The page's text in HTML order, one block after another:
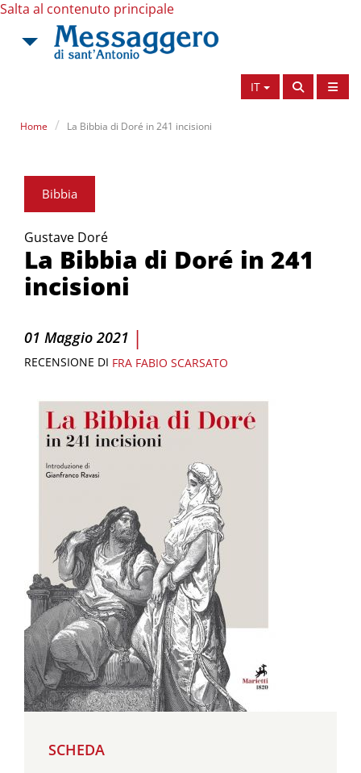
Salta al contenuto principale
IT
Home La Bibbia di Doré in 241 incisioni
Bibbia
Gustave Doré
La Bibbia di Doré in 241
incisioni
01 Maggio 2021 |
RECENSIONE DI FRA FABIO SCARSATO
SCHEDA